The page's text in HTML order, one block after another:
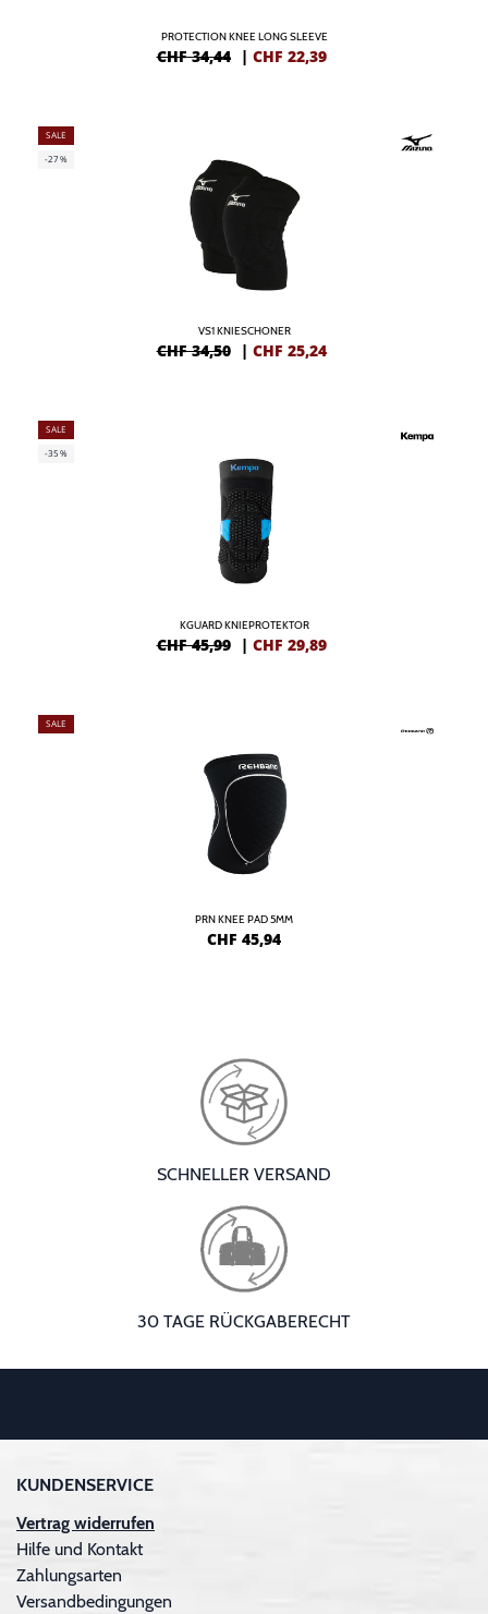
PROTECTION KNEE LONG SLEEVE
CHF 34,44 | CHF 22,39
SALE
-27%
VS1 KNIESCHONER
CHF 34,50 | CHF 25,24
SALE
-35%
KGUARD KNIEPROTEKTOR
CHF 45,99 | CHF 29,89
SALE
PRN KNEE PAD 5MM
CHF 45,94
SCHNELLER VERSAND
30 TAGE RÜCKGABERECHT
KUNDENSERVICE
Vertrag widerrufen
Hilfe und Kontakt
Zahlungsarten
Versandbedingungen